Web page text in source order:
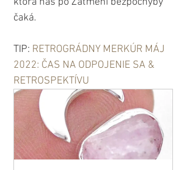
čaká.
TIP: RETROGRÁDNY MERKÚR MÁJ
2022: ČAS NA ODPOJENIE SA &
RETROSPEKTÍVU